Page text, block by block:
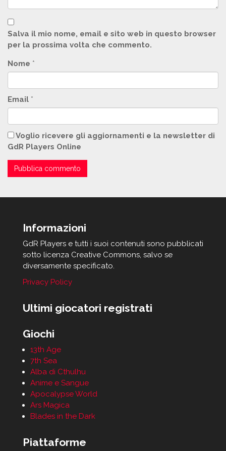
Salva il mio nome, email e sito web in questo browser
per la prossima volta che commento.
Nome *
Email *
Voglio ricevere gli aggiornamenti e la newsletter di
GdR Players Online
Informazioni
GdR Players e tutti i suoi contenuti sono pubblicati
sotto licenza Creative Commons, salvo se
diversamente specificato.
Privacy Policy
Ultimi giocatori registrati
Giochi
13th Age
7th Sea
Alba di Cthulhu
Anime e Sangue
Apocalypse World
Ars Magica
Blades in the Dark
Piattaforme